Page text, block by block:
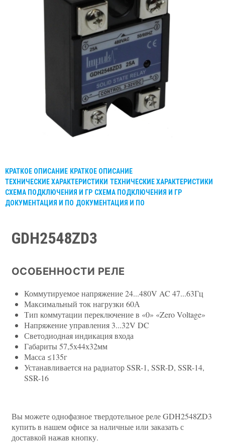
КРАТКОЕ ОПИСАНИЕ КРАТКОЕ ОПИСАНИЕ
ТЕХНИЧЕСКИЕ ХАРАКТЕРИСТИКИ ТЕХНИЧЕСКИЕ ХАРАКТЕРИСТИКИ
СХЕМА ПОДКЛЮЧЕНИЯ И ГР СХЕМА ПОДКЛЮЧЕНИЯ И ГР
ДОКУМЕНТАЦИЯ И ПО ДОКУМЕНТАЦИЯ И ПО
GDH2548ZD3
ОСОБЕННОСТИ РЕЛЕ
Коммутируемое напряжение 24...480V AC 47...63Гц
Максимальный ток нагрузки 60А
Тип коммутации переключение в «0» «Zero Voltage»
Напряжение управления 3...32V DC
Светодиодная индикация входа
Габариты 57,5х44х32мм
Масса ≤135г
Устанавливается на радиатор SSR-1, SSR-D, SSR-14,
SSR-16
Вы можете однофазное твердотельное реле GDH2548ZD3
купить в нашем офисе за наличные или заказать с
доставкой нажав кнопку.